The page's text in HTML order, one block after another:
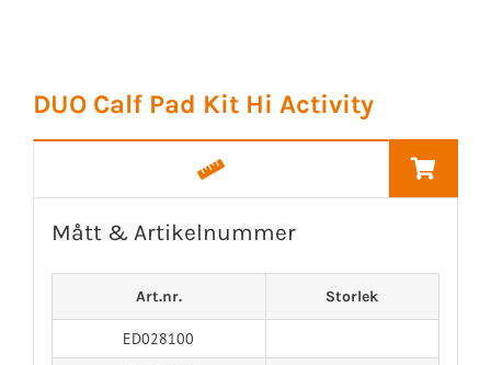
DUO Calf Pad Kit Hi Activity
Mått & Artikelnummer
Art.nr. Storlek
ED028100